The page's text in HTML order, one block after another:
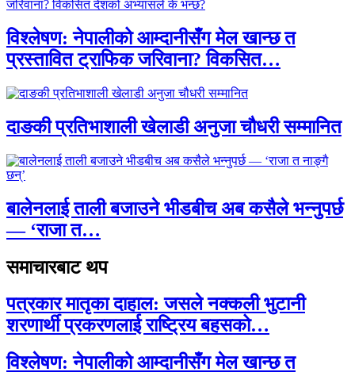
विश्लेषण: नेपालीको आम्दानीसँग मेल खान्छ त
प्रस्तावित ट्राफिक जरिवाना? विकसित…
दाङकी प्रतिभाशाली खेलाडी अनुजा चौधरी सम्मानित
बालेनलाई ताली बजाउने भीडबीच अब कसैले भन्नुपर्छ
— ‘राजा त…
समाचारबाट थप
पत्रकार मातृका दाहाल: जसले नक्कली भुटानी
शरणार्थी प्रकरणलाई राष्ट्रिय बहसको…
विश्लेषण: नेपालीको आम्दानीसँग मेल खान्छ त